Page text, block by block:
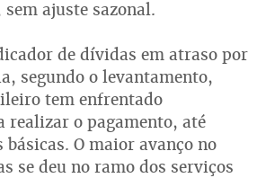
ajuste sazonal.
de dívidas em atraso por
segundo o levantamento,
tem enfrentado
realizar o pagamento, até
básicas. O maior avanço no
se deu no ramo dos serviços